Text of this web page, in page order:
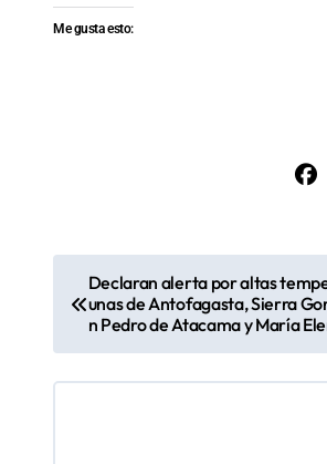
Me gusta esto:
v
Declaran alerta por altas
unas de Antofagasta, Sierra
n Pedro de Atacama y María